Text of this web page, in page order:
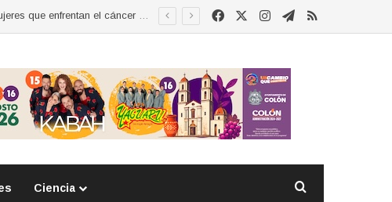
Esther Ramírez asume la presidencia de MUCCAM San Juan del Río y refrenda compromiso con mujeres que enfrentan el cáncer de mama FacebookInstagram
Telegram
RSS
Ciencia